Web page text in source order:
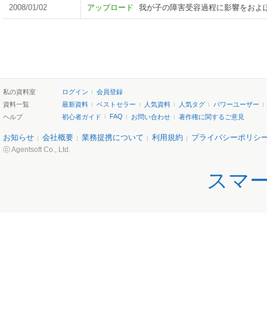
2008/01/02 アップロード 我が子の障害受容過程に影響をおよ
私の資料室 ログイン
会員登録
資料一覧
最新資料 ベストセラー 人気資料 人気タグ
パワーユーザー
ヘルプ
初心者ガイド FAQ お問い合わせ 著作権に関するご意見
お知らせ 会社概要 業務提携について 利用規約 プライバシーポリシ
ⓒ Agentsoft Co., Ltd.
スマ